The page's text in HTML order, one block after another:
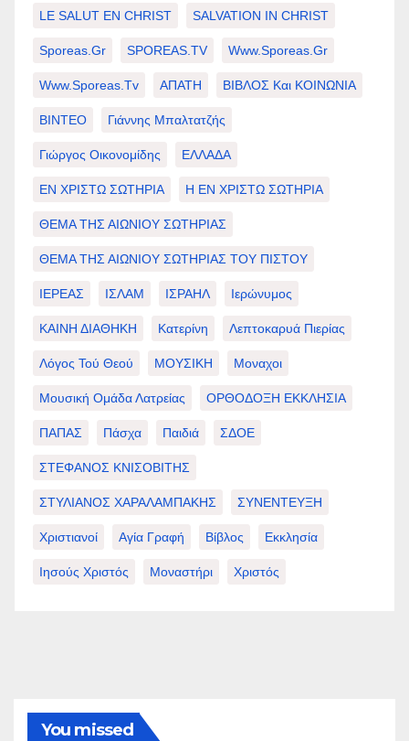
LE SALUT EN CHRIST SALVATION IN CHRIST
Sporeas.gr SPOREAS.TV Www.sporeas.gr
Www.sporeas.tv ΑΠΑΤΗ ΒΙΒΛΟΣ Και ΚΟΙΝΩΝΙΑ
ΒΙΝΤΕΟ Γιάννης Μπαλτατζής
Γιώργος Οικονομίδης ΕΛΛΑΔΑ
ΕΝ ΧΡΙΣΤΩ ΣΩΤΗΡΙΑ Η ΕΝ ΧΡΙΣΤΩ ΣΩΤΗΡΙΑ
ΘΕΜΑ ΤΗΣ ΑΙΩΝΙΟΥ ΣΩΤΗΡΙΑΣ
ΘΕΜΑ ΤΗΣ ΑΙΩΝΙΟΥ ΣΩΤΗΡΙΑΣ ΤΟΥ ΠΙΣΤΟΥ
ΙΕΡΕΑΣ ΙΣΛΑΜ ΙΣΡΑΗΛ Ιερώνυμος
ΚΑΙΝΗ ΔΙΑΘΗΚΗ Κατερίνη Λεπτοκαρυά Πιερίας
Λόγος Τού Θεού ΜΟΥΣΙΚΗ Μοναχοι
Μουσική Ομάδα Λατρείας ΟΡΘΟΔΟΞΗ ΕΚΚΛΗΣΙΑ
ΠΑΠΑΣ Πάσχα Παιδιά ΣΔΟΕ
ΣΤΕΦΑΝΟΣ ΚΝΙΣΟΒΙΤΗΣ
ΣΤΥΛΙΑΝΟΣ ΧΑΡΑΛΑΜΠΑΚΗΣ ΣΥΝΕΝΤΕΥΞΗ
Χριστιανοί Αγία Γραφή Βίβλος Εκκλησία
Ιησούς Χριστός Μοναστήρι Χριστός
You missed